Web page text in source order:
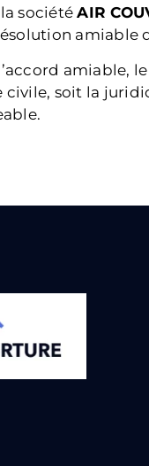
sociétéAIR
amiable
amiable,
civile, soit la